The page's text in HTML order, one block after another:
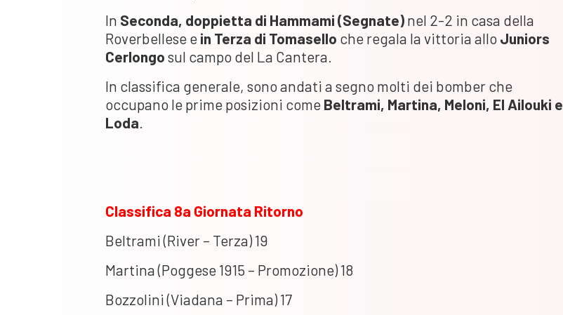
In Seconda, doppietta di Hammami (Segnate) nel 2-2 in casa della
Roverbellese e in Terza di Tomasello che regala la vittoria allo Juniors
Cerlongo sul campo del La Cantera.
In classifica generale, sono andati a segno molti dei bomber che
occupano le prime posizioni come Beltrami, Martina, Meloni, El Ailouki e
Loda
Classifica 8a Giornata Ritorno
Beltrami (River – Terza) 19
Martina (Poggese 1915 – Promozione) 18
Bozzolini (Viadana – Prima) 17